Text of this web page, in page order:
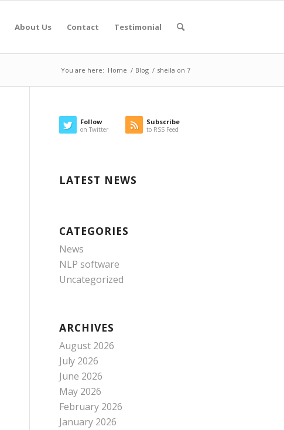
About Us Contact Testimonial
You are here: Home / Blog / sheila on 7
Follow
on Twitter
Subscribe
to RSS Feed
LATEST NEWS
CATEGORIES
News
NLP software
Uncategorized
ARCHIVES
August 2026
July 2026
June 2026
May 2026
February 2026
January 2026